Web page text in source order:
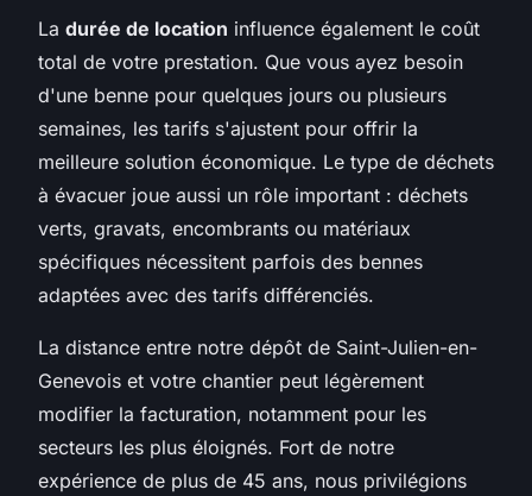
La durée de location influence également le coût
total de votre prestation. Que vous ayez besoin
d'une benne pour quelques jours ou plusieurs
semaines, les tarifs s'ajustent pour offrir la
meilleure solution économique. Le type de déchets
à évacuer joue aussi un rôle important : déchets
verts, gravats, encombrants ou matériaux
spécifiques nécessitent parfois des bennes
adaptées avec des tarifs différenciés.
La distance entre notre dépôt de Saint-Julien-en-
Genevois et votre chantier peut légèrement
modifier la facturation, notamment pour les
secteurs les plus éloignés. Fort de notre
expérience de plus de 45 ans, nous privilégions